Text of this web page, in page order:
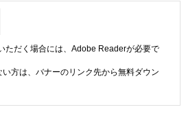
ただく場合には、Adobe Readerが必要で
方は、バナーのリンク先から無料ダウン